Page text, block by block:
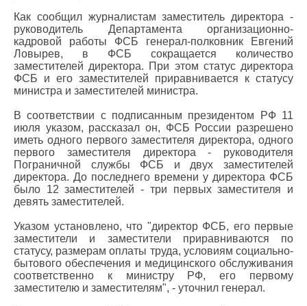
Как сообщил журналистам заместитель директора -
руководитель Департамента организационно-
кадровой работы ФСБ генерал-полковник Евгений
Ловырев, в ФСБ сокращается количество
заместителей директора. При этом статус директора
ФСБ и его заместителей приравнивается к статусу
министра и заместителей министра.
В соответствии с подписанным президентом РФ 11
июля указом, рассказал он, ФСБ России разрешено
иметь одного первого заместителя директора, одного
первого заместителя директора - руководителя
Пограничной службы ФСБ и двух заместителей
директора. До последнего времени у директора ФСБ
было 12 заместителей - три первых заместителя и
девять заместителей.
Указом установлено, что "директор ФСБ, его первые
заместители и заместители приравниваются по
статусу, размерам оплаты труда, условиям социально-
бытового обеспечения и медицинского обслуживания
соответственно к министру РФ, его первому
заместителю и заместителям", - уточнил генерал.